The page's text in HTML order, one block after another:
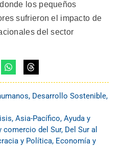
los pequeños
sufrieron el impacto de
del sector
, Desarrollo Sostenible,
, Asia-Pacífico, Ayuda y
comercio del Sur, Del Sur al
y Política, Economía y